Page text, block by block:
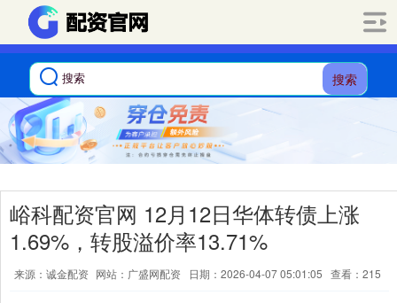
搜索
峪科配资官网 12月12日华体转债上涨
1.69%，转股溢价率13.71%
来源：诚金配资 网站：广盛网配资 日期：2026-04-07 05:01:05 查看：215